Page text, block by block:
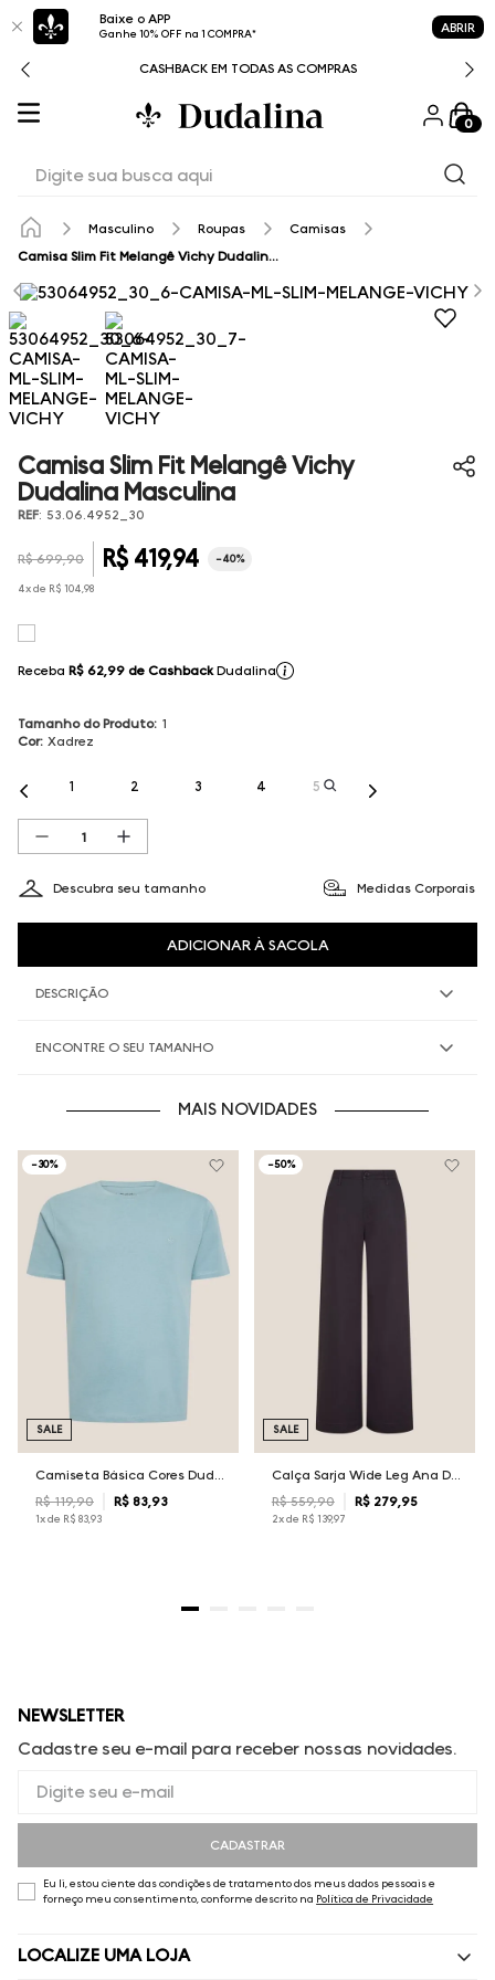
Baixe o APP
Ganhe 10% OFF na 1 COMPRA* ABRIR
CASHBACK EM TODAS AS COMPRAS
0
Masculino Roupas
Camisas
Camisa Slim Fit Melangê Vichy Dudalina Masculina
Camisa Slim Fit Melangê Vichy
Dudalina Masculina
REF: 53.06.4952_30
R$ 699,90 R$ 419,94 -40%
4x de R$ 104,98
Receba R$ 62,99 de Cashback Dudalina
Tamanho do Produto: 1
Cor: Xadrez
1 2 3 4 5
Descubra seu tamanho Medidas Corporais
ADICIONAR À SACOLA
DESCRIÇÃO
ENCONTRE O SEU TAMANHO
MAIS NOVIDADES
-30%
R$ 119,90 R$ 83, 93
1x de R$ 83,93
SALE
-50%
Calça Sarja Wide Leg Ana Dudalina Feminina
R$ 559,90 R$ 279, 95
2x de R$ 139,97
SALE
NEWSLETTER
Cadastre seu e-mail para receber nossas novidades.
CADASTRAR
Eu li, estou ciente das condições de tratamento dos meus dados pessoais e
forneço meu consentimento, conforme descrito na Política de Privacidade
LOCALIZE UMA LOJA